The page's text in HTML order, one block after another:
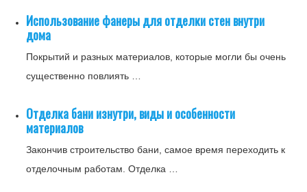
Использование фанеры для отделки стен внутри
дома
Покрытий и разных материалов, которые могли бы очень
существенно повлиять …
Отделка бани изнутри, виды и особенности
материалов
Закончив строительство бани, самое время переходить к
отделочным работам. Отделка …